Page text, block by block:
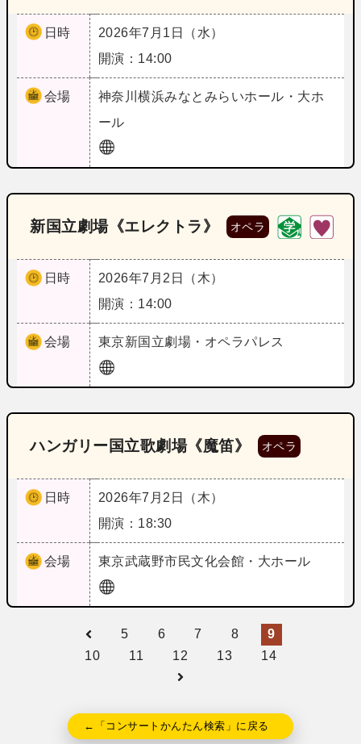
日時
2026年7月1日（水）
開演：14:00
会場 神奈川横浜みなとみらいホール・大ホ
ール
新国立劇場《エレクトラ》 オペラ
日時
2026年7月2日（木）
開演：14:00
会場 東京新国立劇場・オペラパレス
ハンガリー国立歌劇場《魔笛》 オペラ
日時
2026年7月2日（木）
開演：18:30
会場 東京武蔵野市民文化会館・大ホール
5 6 7 8
9
10
11 12 13 14
←「コンサートかんたん検索」に戻る